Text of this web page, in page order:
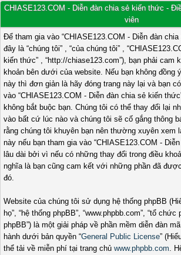
CHIASE123.COM - Diễn đàn chia sẻ kiến thức -
viên
Để tham gia vào “CHIASE123.COM - Diễn đàn
đây là “chúng tôi” , “của chúng tôi” ,
kiến thức” , “http://chiase123.com”), bạn phải cam
khoản bên dưới của website. Nếu bạn không đồng
này thì đơn giản là hãy đóng trang này lại và bạn
vào “CHIASE123.COM - Diễn đàn chia sẻ kiến
không bắt buộc bạn. Chúng tôi có thể thay đổi lại
vào bất cứ lúc nào và chúng tôi sẽ cố gắng thông
rằng chúng tôi khuyên bạn nên thường xuyên xem
này nếu bạn tham gia vào “CHIASE123.COM -
lâu dài bởi vì nếu có những thay đổi trong điều
nghĩa là bạn cũng cam kết với những phần đã
đó.
Website của chúng tôi sử dụng hệ thống phpBB
họ”, “hệ thống phpBB”, “www.phpbb.com”, “tổ chức
phpBB”) là một giải pháp về phần mềm diễn đàn
hành dưới bản quyền “General Public License”
thể tải về miễn phí tại trang chủ www.phpbb.com.